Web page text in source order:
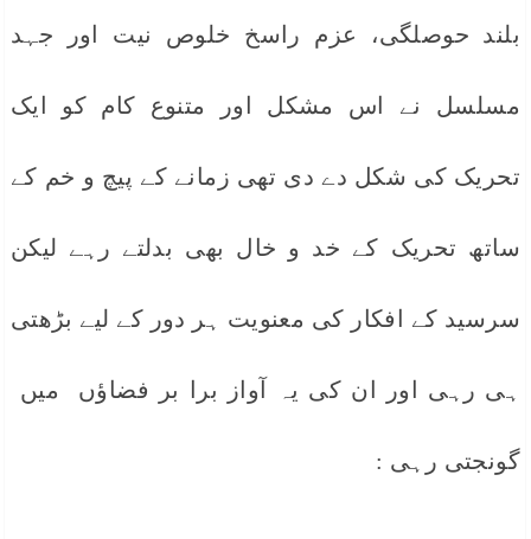
بلند حوصلگی، عزم راسخ خلوص نیت اور جہد
مسلسل نے اس مشکل اور متنوع کام کو ایک
تحریک کی شکل دے دی تھی زمانے کے پیچ و خم کے
ساتھ تحریک کے خد و خال بھی بدلتے رہے لیکن
سرسید کے افکار کی معنویت ہر دور کے لیے بڑھتی
ہی رہی اور ان کی یہ آواز برا بر فضاؤں میں
گونجتی رہی :